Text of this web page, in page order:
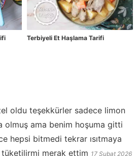
Terbiyeli Et Haşlama Tarifi
oldu teşekkürler sadece limon
olmuş ama benim hoşuma gitti
hepsi bitmedi tekrar ısıtmaya
merak ettim 17 Şubat 2026